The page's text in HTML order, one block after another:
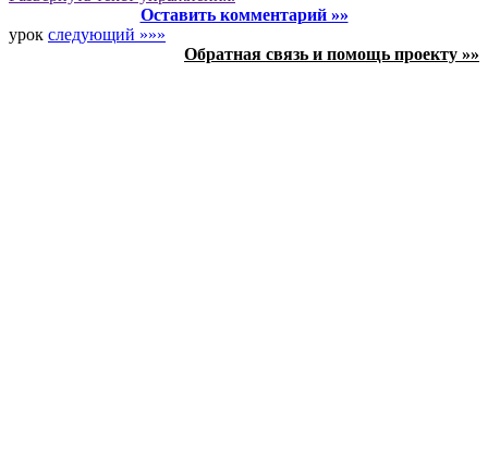
Оставить комментарий »»
урок следующий »»»
Обратная связь и помощь проекту »»